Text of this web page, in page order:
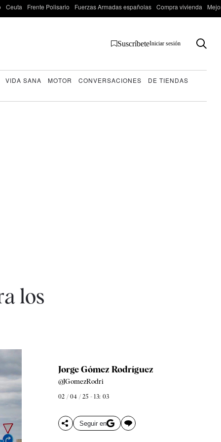
Ceuta Frente Polisario Fuerzas Armadas españolas Compra vivienda
SuscríbeteIniciar sesión
VIDA SANA MOTOR CONVERSACIONES DE TIENDAS
los
Jorge Gómez Rodríguez
@JGomezRodri
02 / 04 / 25 - 13: 03
Seguir en